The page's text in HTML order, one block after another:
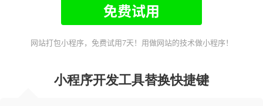
免费试用
网站打包小程序，免费试用7天！用做网站的技术做小程序！
小程序开发工具替换快捷键